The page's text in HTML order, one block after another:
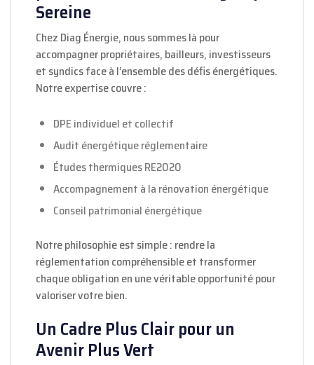
Sereine
Chez Diag Énergie, nous sommes là pour
accompagner propriétaires, bailleurs, investisseurs
et syndics face à l’ensemble des défis énergétiques.
Notre expertise couvre :
DPE individuel et collectif
Audit énergétique réglementaire
Études thermiques RE2020
Accompagnement à la rénovation énergétique
Conseil patrimonial énergétique
Notre philosophie est simple : rendre la
réglementation compréhensible et transformer
chaque obligation en une véritable opportunité pour
valoriser votre bien.
Un Cadre Plus Clair pour un
Avenir Plus Vert